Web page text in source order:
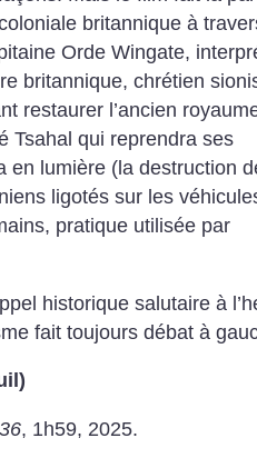
britannique à
Orde Wingate,
britannique, chrétien
restaurer l’ancien
Tsahal qui reprendra ses
en lumière (la destruction
ligotés sur les
pratique utilisée par
historique salutaire à
fait toujours débat à
, 1h59, 2025.